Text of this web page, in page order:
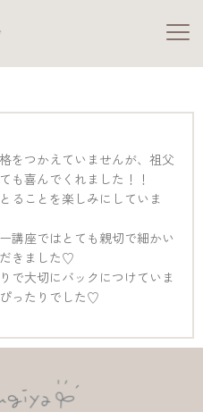
をつかえていませんが、祖父
も喜んでくれました！！
ることを楽しみにしていま
講座ではとても親切で細かい
きました♡
で大切にバックにつけていま
ったりでした♡